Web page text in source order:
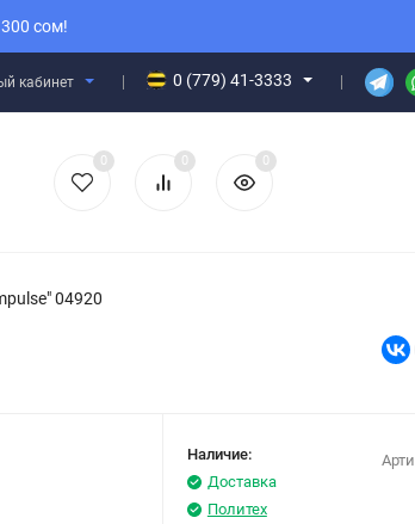
сом!
кабинет 0 (779) 41-3333
0 0 0
04920
Наличие:
Доставка
Политех